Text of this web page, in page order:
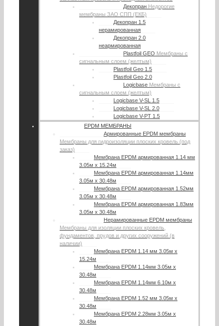
Декопран Недорогие
мембраны ЗАО СПП (ЕКБ)
Декопран 1.5
нерамированная
Декопран 2.0
неармированная
Plastfoil GEO Мембраны с
сигнальным слоем (желтым)
Plastfoil Geo 1.5
Plastfoil Geo 2.0
Logicbase Мембраны с
сигнальным слоем (желтым)
Logicbase V-SL 1.5
Logicbase V-SL 2.0
Logicbase V-PT 1.5
EPDM МЕМБРАНЫ
Армированные EPDM мембраны
Мембраны для гидроизоляции плоских кровель (под
заказ)
Мембрана EPDM армированная 1.14 мм
3.05м х 15.24м
Мембрана EPDM армированная 1.14мм
3.05м х 30.48м
Мембрана EPDM армированная 1.52мм
3.05м х 30.48м
Мембрана EPDM армированная 1.83мм
3.05м х 30.48м
Нерамированные EPDM мембраны
Мембраны для изоляции плоских кровель,
фундаментов, прудов и других сооружений (в
наличии)
Мембрана EPDM 1.14 мм 3.05м х
15.24м
Мембрана EPDM 1.14мм 3.05м х
30.48м
Мембрана EPDM 1.14мм 6.10м х
30.48м
Мембрана EPDM 1.52 мм 3.05м х
30.48м
Мембрана EPDM 2.28мм 3.05м х
30.48м